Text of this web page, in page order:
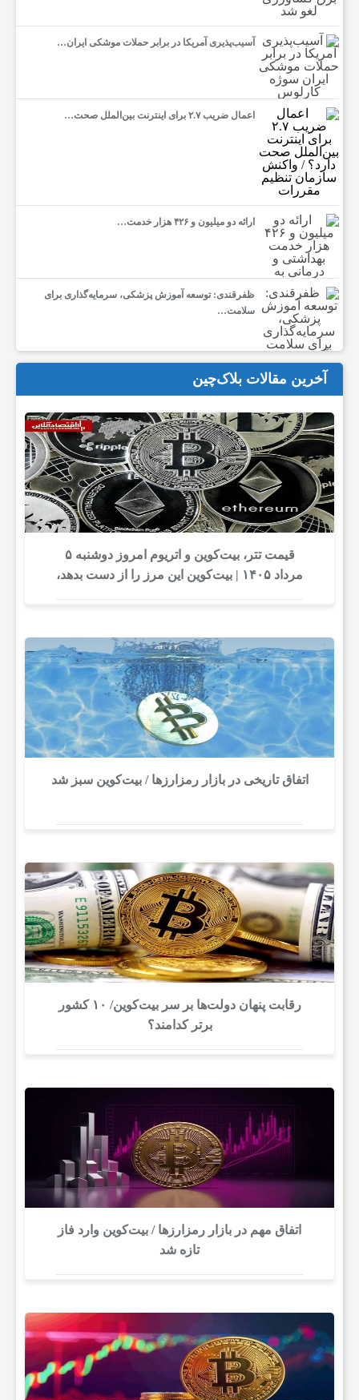
آسیب‌پذیری آمریکا در برابر حملات موشکی ایران…
اعمال ضریب ۲.۷ برای اینترنت بین‌الملل صحت…
ارائه دو میلیون و ۴۲۶ هزار خدمت…
ظفرقندی: توسعه آموزش پزشکی، سرمایه‌گذاری برای
سلامت…
آخرین مقالات بلاک‌چین
قیمت تتر، بیت‌کوین و اتریوم امروز دوشنبه ۵
مرداد ۱۴۰۵ | بیت‌کوین این مرز را از دست بدهد،
اتفاق تاریخی در بازار رمزارزها / بیت‌کوین سبز شد
رقابت پنهان دولت‌ها بر سر بیت‌کوین/ ۱۰ کشور
برتر کدامند؟
اتفاق مهم در بازار رمزارزها / بیت‌کوین وارد فاز
تازه شد